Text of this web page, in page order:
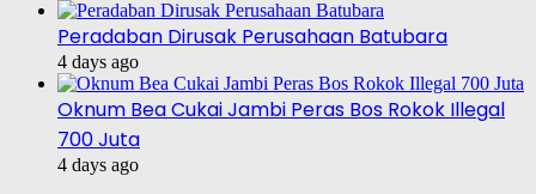
Peradaban Dirusak Perusahaan Batubara
4 days ago
Oknum Bea Cukai Jambi Peras Bos Rokok Illegal
700 Juta
4 days ago